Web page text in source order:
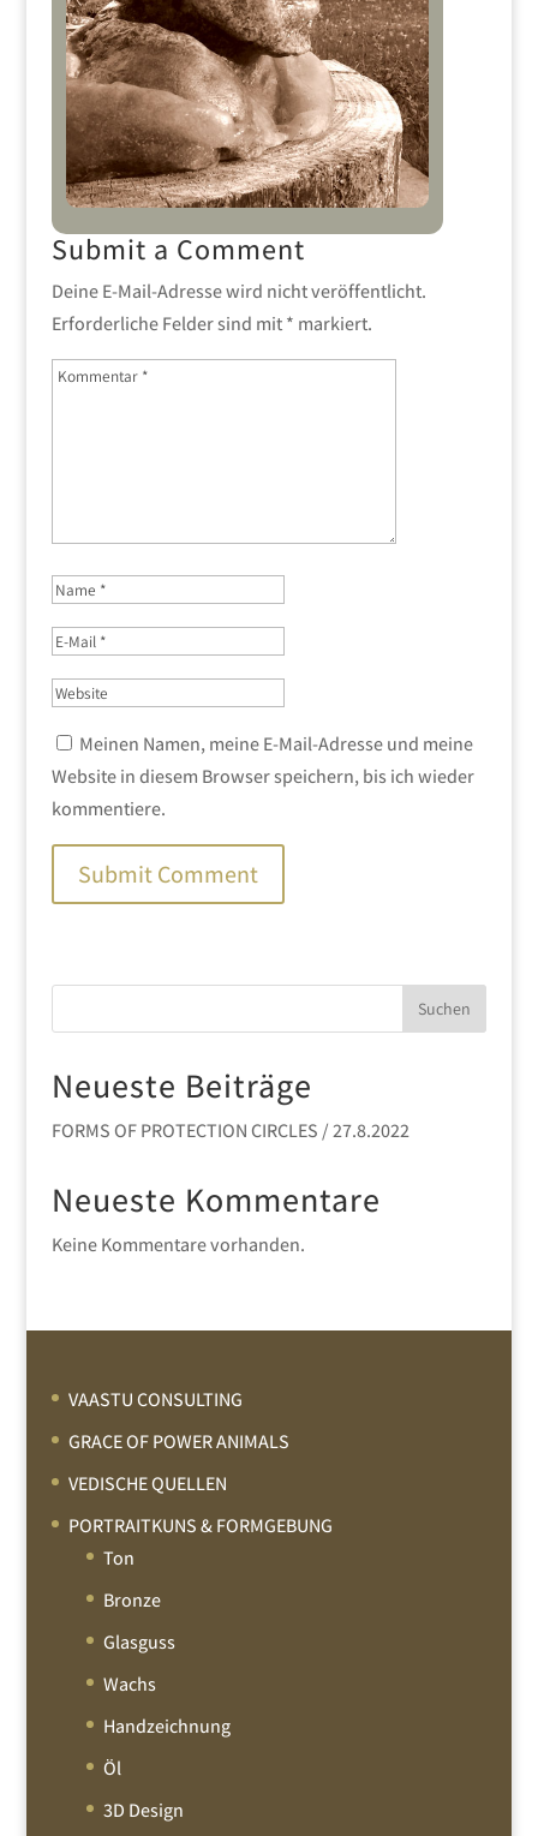
Submit a Comment
Deine E-Mail-Adresse wird nicht veröffentlicht.
Erforderliche Felder sind mit* markiert.
Meinen Namen, meine E-Mail-Adresse und meine
Website in diesem Browser speichern, bis ich wieder
kommentiere.
Suchen
Neueste Beiträge
FORMS OF PROTECTION CIRCLES / 27.8.2022
Neueste Kommentare
Keine Kommentare vorhanden.
VAASTU CONSULTING
GRACE OF POWER ANIMALS
VEDISCHE QUELLEN
PORTRAITKUNS & FORMGEBUNG
Ton
Bronze
Glasguss
Wachs
Handzeichnung
Öl
3D Design